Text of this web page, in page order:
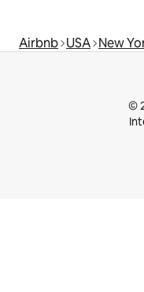
Airbnb USA New
©